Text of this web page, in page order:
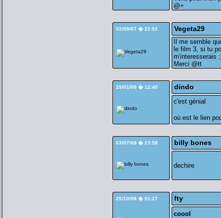
@+
02/09/07 � 21:51 Vegeta29
Il me semble
le film 3, si tu
m'interesserais
Merci @tt
25/01/08 � 12:40 dindo
c'est génial
où est le lien
03/07/08 � 23:58 billy bones
dechire
25/10/08 � 01:27 fty
coool